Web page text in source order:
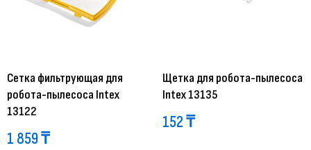
Сетка фильтрующая для
робота-пылесоса Intex
13122
1 859₸
Щетка для робота-пылесоса
Intex 13135
152₸